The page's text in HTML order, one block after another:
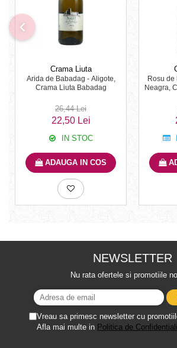
Crama Liuta
Arida de Babadag - Aligote,
Crama Liuta Babadag
26,44 Lei
22,50 Lei
IN STOC
ADAUGA IN COS
Rosu de
Neagra,
NEWSLETTER
Nu rata ofertele si promotiile
Vreau sa primesc newsletter cu
Afla mai multe in Politica de